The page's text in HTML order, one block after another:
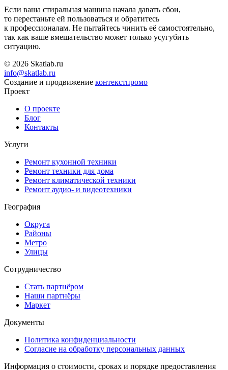
Если ваша стиральная машина начала давать сбои,
то перестаньте ей пользоваться и обратитесь
к профессионалам. Не пытайтесь чинить её самостоятельно,
так как ваше вмешательство может только усугубить
ситуацию.
© 2026 Skatlab.ru
info@skatlab.ru
Создание и продвижение контекстпромо
Проект
О проекте
Блог
Контакты
Услуги
Ремонт кухонной техники
Ремонт техники для дома
Ремонт климатической техники
Ремонт аудио- и видеотехники
География
Округа
Районы
Метро
Улицы
Сотрудничество
Стать партнёром
Наши партнёры
Маркет
Документы
Политика конфиденциальности
Согласие на обработку персональных данных
Информация о стоимости, сроках и порядке предоставления